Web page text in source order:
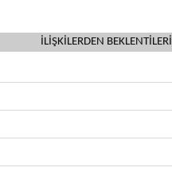
İLİŞKİLERDEN BEKLENTİLERİ